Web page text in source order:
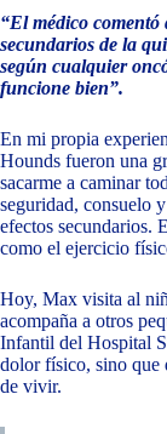
“El médico comentó
secundarios de la
según cualquier
funcione bien”.
En mi propia
Hounds fueron una
sacarme a caminar
seguridad, consuelo
efectos secundarios.
como el ejercicio
Hoy, Max visita al
acompaña a otros
Infantil del Hospital
dolor físico, sino que
de vivir.